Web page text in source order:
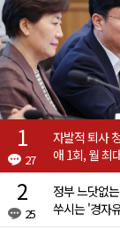
27
자발적 퇴사
애 1회, 월 최
25
정부 느닷없
쑤시는 '경자